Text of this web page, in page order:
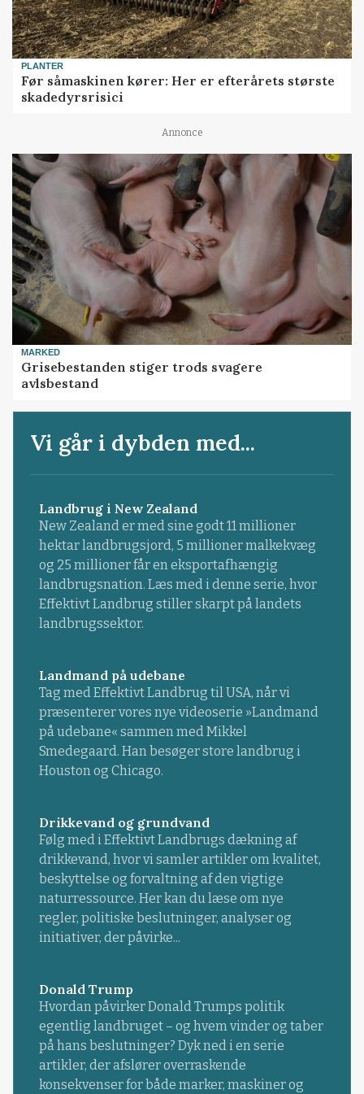
PLANTER
Før såmaskinen kører: Her er efterårets største
skadedyrsrisici
Annonce
MARKED
Grisebestanden stiger trods svagere
avlsbestand
Vi går i dybden med...
Landbrug i New Zealand
New Zealand er med sine godt 11 millioner
hektar landbrugsjord, 5 millioner malkekvæg
og 25 millioner får en eksportafhængig
landbrugsnation. Læs med i denne serie, hvor
Effektivt Landbrug stiller skarpt på landets
landbrugssektor.
Landmand på udebane
Tag med Effektivt Landbrug til USA, når vi
præsenterer vores nye videoserie »Landmand
på udebane« sammen med Mikkel
Smedegaard. Han besøger store landbrug i
Houston og Chicago.
Drikkevand og grundvand
Følg med i Effektivt Landbrugs dækning af
drikkevand, hvor vi samler artikler om kvalitet,
beskyttelse og forvaltning af den vigtige
naturressource. Her kan du læse om nye
regler, politiske beslutninger, analyser og
initiativer, der påvirke...
Donald Trump
Hvordan påvirker Donald Trumps politik
egentlig landbruget – og hvem vinder og taber
på hans beslutninger? Dyk ned i en serie
artikler, der afslører overraskende
konsekvenser for både marker, maskiner og